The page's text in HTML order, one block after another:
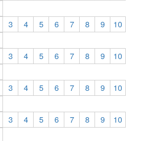
3 4 5 6 7 8 9
10
3 4 5 6 7 8 9
10
3 4 5 6 7 8 9
10
3 4 5 6 7 8 9
10